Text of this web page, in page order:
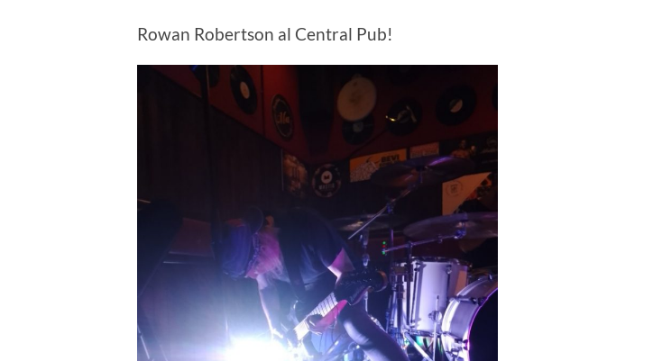
Rowan Robertson al Central Pub!